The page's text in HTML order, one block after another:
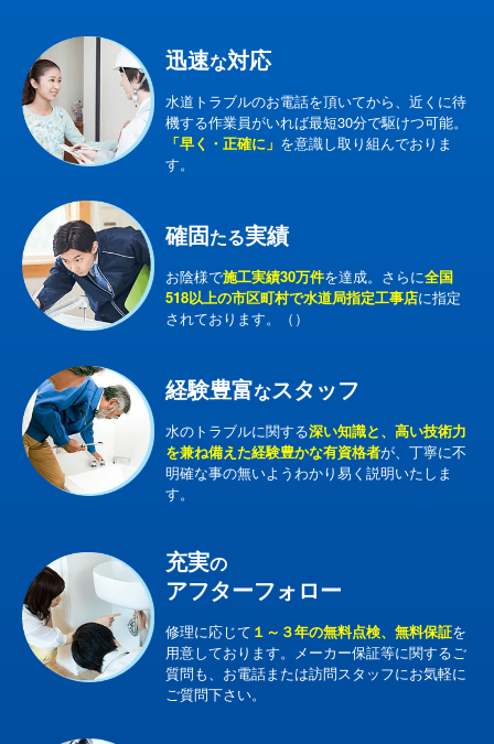
迅速な対応
水道トラブルのお電話を頂いてから、近くに待
機する作業員がいれば最短30分で駆けつ可能。
「早く・正確に」 を意識し取り組んでおりま
す。
確固たる実績
お陰様で施工実績30万件を達成。さらに全国
518以上の市区町村で水道局指定工事店に指定
されております。（）
経験豊富なスタッフ
水のトラブルに関する深い知識と、高い技術力
を兼ね備えた経験豊かな有資格者が、丁寧に不
明確な事の無いようわかり易く説明いたしま
す。
充実の
アフターフォロー
修理に応じて １～３年の無料点検、無料保証を
用意しております。メーカー保証等に関するご
質問も、お電話または訪問スタッフにお気軽に
ご質問下さい。